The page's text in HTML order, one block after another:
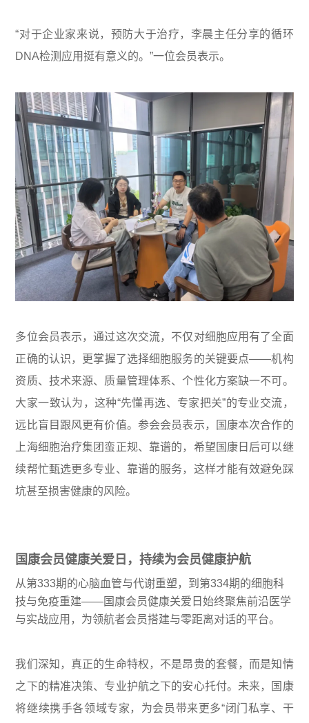
“对于企业家来说，预防大于治疗，李晨主任分享的循环
DNA检测应用挺有意义的。”一位会员表示。
多位会员表示，通过这次交流，不仅对细胞应用有了全面
正确的认识，更掌握了选择细胞服务的关键要点——机构
资质、技术来源、质量管理体系、个性化方案缺一不可。
大家一致认为，这种“先懂再选、专家把关”的专业交流，
远比盲目跟风更有价值。参会会员表示，国康本次合作的
上海细胞治疗集团蛮正规、靠谱的，希望国康日后可以继
续帮忙甄选更多专业、靠谱的服务，这样才能有效避免踩
坑甚至损害健康的风险。
国康会员健康关爱日，持续为会员健康护航
从第333期的心脑血管与代谢重塑，到第334期的细胞科
技与免疫重建——国康会员健康关爱日始终聚焦前沿医学
与实战应用，为领航者会员搭建与零距离对话的平台。
我们深知，真正的生命特权，不是昂贵的套餐，而是知情
之下的精准决策、专业护航之下的安心托付。未来，国康
将继续携手各领域专家，为会员带来更多“闭门私享、干